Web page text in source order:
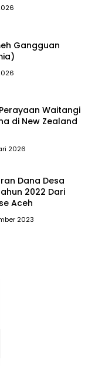
Gangguan
Waitangi
di New Zealand
2026
Dana Desa
2022 Dari
Aceh
2023